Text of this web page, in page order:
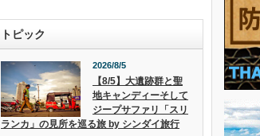
トピック
2026/8/5
【8/5】大遺跡群と聖
地キャンディーそして
ジープサファリ「スリ
ランカ」の見所を巡る旅 by シンダイ旅行